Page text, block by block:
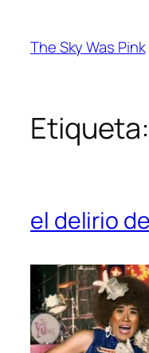
contenido
The Sky Was Pink
Etiqueta:
el delirio